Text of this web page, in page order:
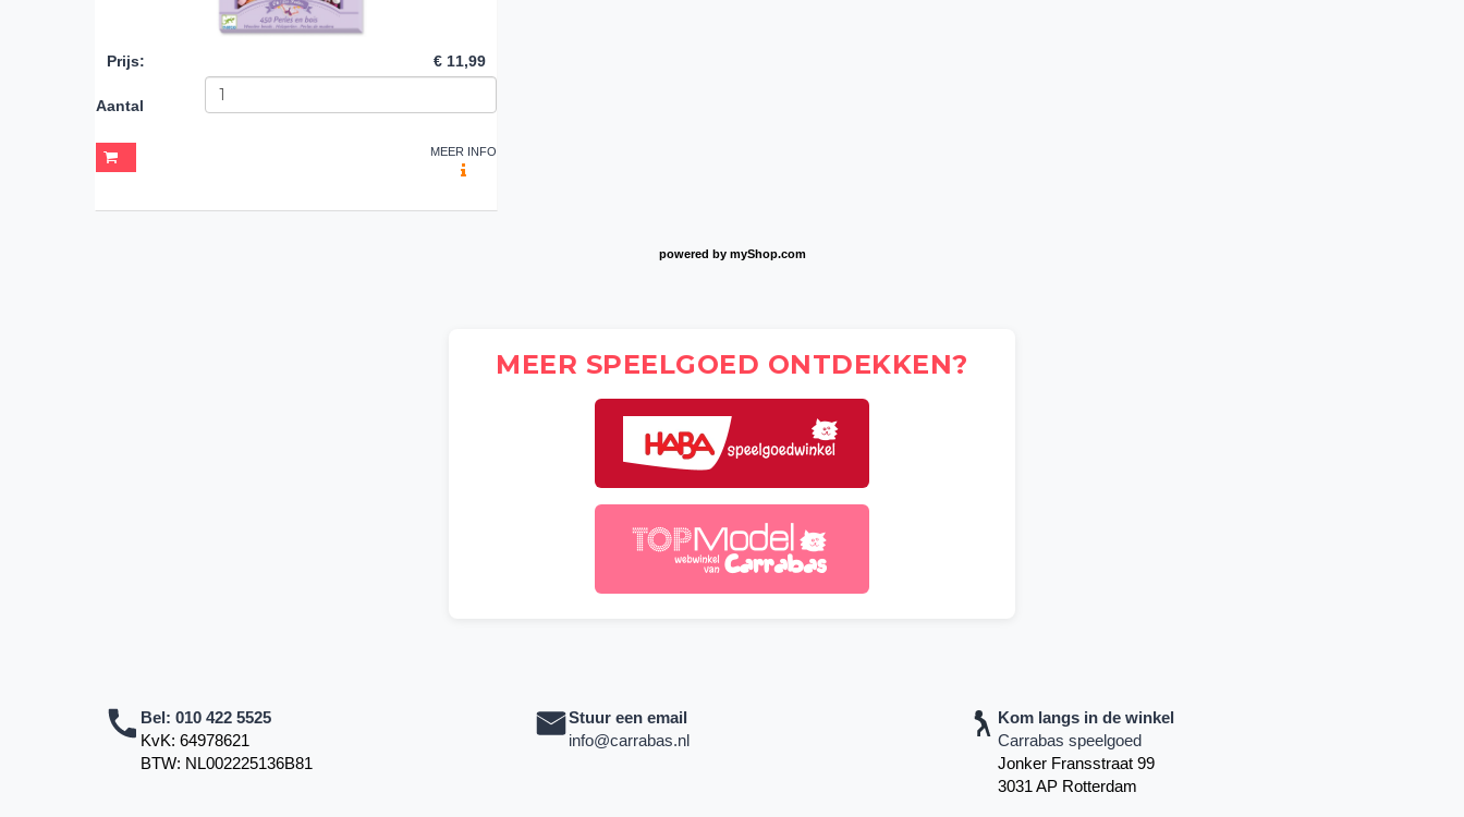
Prijs: € 11,99
Aantal
MEER INFO
powered by myShop.com
MEER SPEELGOED ONTDEKKEN?
Bel: 010 422 5525
KvK: 64978621
BTW: NL002225136B81
Stuur een email
info@carrabas.nl
Kom langs in de winkel
Carrabas speelgoed
Jonker Fransstraat 99
3031 AP Rotterdam